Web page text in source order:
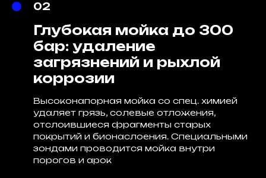
02
Глубокая мойка до 300
бар: удаление
загрязнений и рыхлой
коррозии
Высоконапорная мойка со спец. химией
удаляет грязь, солевые отложения,
отслоившиеся фрагменты старых
покрытий и бионаслоения. Специальными
зондами проводится мойка внутри
порогов и арок